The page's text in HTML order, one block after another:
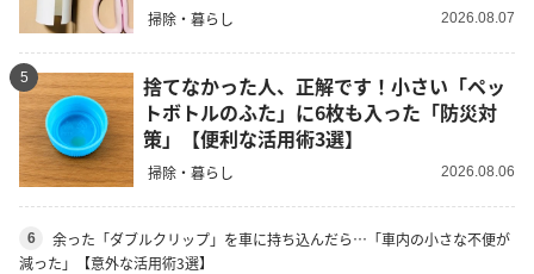
掃除・暮らし 2026.08.07
5
捨てなかった人、正解です！小さい「ペッ
トボトルのふた」に6枚も入った「防災対
策」【便利な活用術3選】
掃除・暮らし 2026.08.06
6
余った「ダブルクリップ」を車に持ち込んだら…「車内の小さな不便が
減った」【意外な活用術3選】